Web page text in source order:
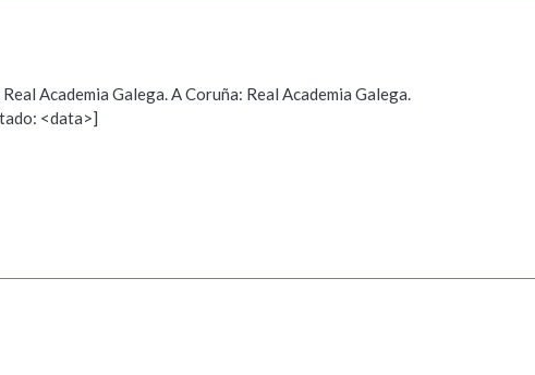
Propoño mellorar a definición
Academia Galega. A Coruña: Real Academia Galega.
<data>]